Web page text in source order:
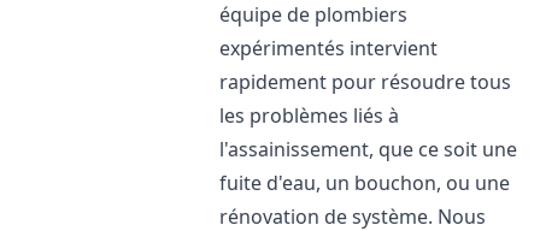
équipe de plombiers
expérimentés intervient
rapidement pour résoudre tous
les problèmes liés à
l'assainissement, que ce soit une
fuite d'eau, un bouchon, ou une
rénovation de système. Nous